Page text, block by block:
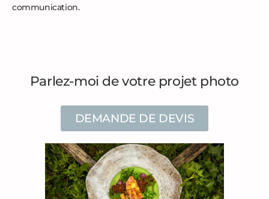
communication.
Parlez-moi de votre projet photo
DEMANDE DE DEVIS